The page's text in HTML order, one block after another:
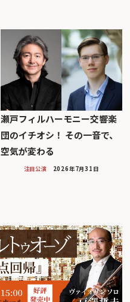
瀬戸フィルハーモニー交響楽
団のイチオシ！ その一音で、
空気が変わる
注目公演 2026年7月31日